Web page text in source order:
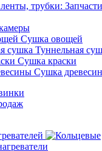
трубки:
Сушка овощей
Туннельная
Сушка краски
Сушка